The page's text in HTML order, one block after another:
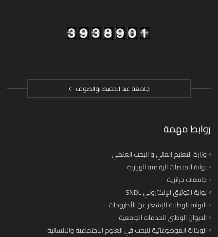
جامعة عبد الحفيظ بوالصوف
روابط مهمة
وزارة التعليم العالي و البحث العلمي
بوابة المنصات الرقمية الوزارية
جامعات جزائرية
بوابة التوثيق الإلكتروني SNDL
البوابة الوطنية للإشعار عن الأطروحات
الديوان الوطني للخدمات الجامعية
الوكالة الموضوعاتية للبحث في العلوم الاجتماعية والانسانية